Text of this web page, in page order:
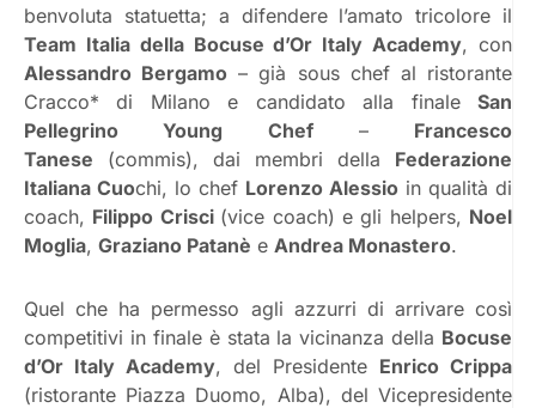
benvoluta statuetta; a difendere l’amato tricolore il
Team Italia della Bocuse d’Or Italy Academy, con
Alessandro Bergamo – già sous chef al ristorante
Cracco* di Milano e candidato alla finale San
Pellegrino Young Chef– Francesco
Tanese (commis), dai membri della Federazione
Italiana Cuochi, lo chef Lorenzo Alessio in qualità di
coach, Filippo Crisci (vice coach) e gli helpers, Noel
Moglia, Graziano Patanè e Andrea Monastero.
Quel che ha permesso agli azzurri di arrivare così
competitivi in finale è stata la vicinanza della Bocuse
d’Or Italy Academy, del Presidente Enrico Crippa
(ristorante Piazza Duomo, Alba), del Vicepresidente